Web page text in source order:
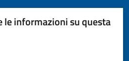
le informazioni su questa